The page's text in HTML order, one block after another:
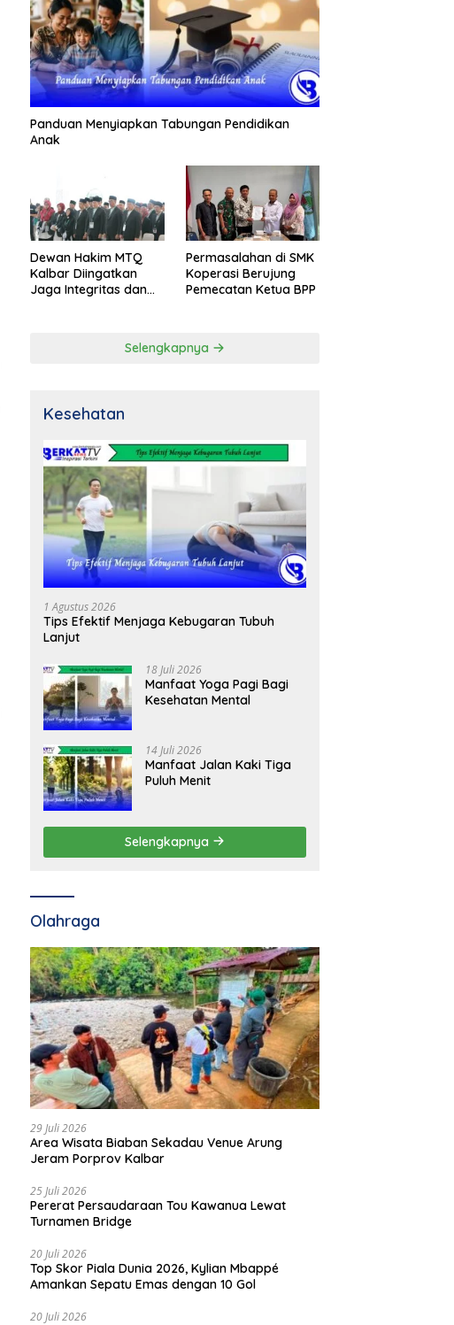
Panduan Menyiapkan Tabungan Pendidikan
Anak
Dewan Hakim MTQ
Kalbar Diingatkan
Jaga Integritas dan
Permasalahan di SMK
Koperasi Berujung
Pemecatan Ketua BPP
Selengkapnya
Kesehatan
1 Agustus 2026
Tips Efektif Menjaga Kebugaran Tubuh
Lanjut
18 Juli 2026
Manfaat Yoga Pagi Bagi
Kesehatan Mental
14 Juli 2026
Manfaat Jalan Kaki Tiga
Puluh Menit
Selengkapnya
Olahraga
29 Juli 2026
Area Wisata Biaban Sekadau Venue Arung
Jeram Porprov Kalbar
25 Juli 2026
Pererat Persaudaraan Tou Kawanua Lewat
Turnamen Bridge
20 Juli 2026
Top Skor Piala Dunia 2026, Kylian Mbappé
Amankan Sepatu Emas dengan 10 Gol
20 Juli 2026